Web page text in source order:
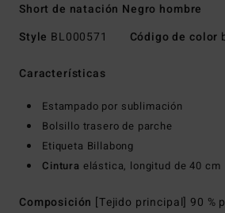
Short de natación Negro hombre
Style BL000571 Código de color
Características
Estampado por sublimación
Bolsillo trasero de parche
Etiqueta Billabong
Cintura elástica, longitud de 40 cm
Composición [Tejido principal] 90 %